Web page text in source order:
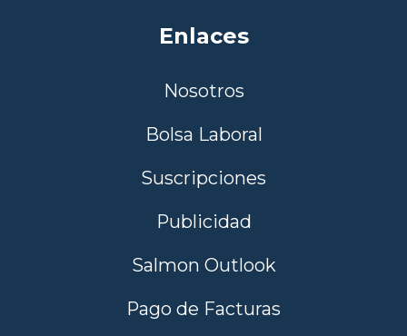
Enlaces
Nosotros
Bolsa Laboral
Suscripciones
Publicidad
Salmon Outlook
Pago de Facturas